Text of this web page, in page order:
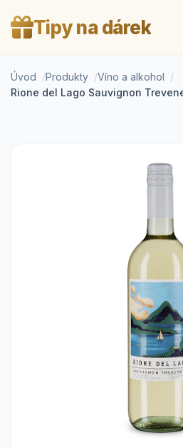
Tipy na dárek
Úvod Produkty
Víno a alkohol
Rione del Lago Sauvignon